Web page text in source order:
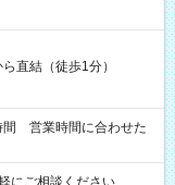
直結（徒歩1分）
にご相談ください